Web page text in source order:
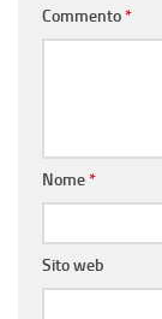
Commento*
Nome*
Sito web